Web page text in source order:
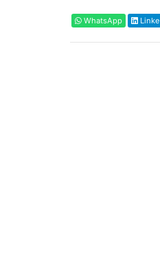
WhatsApp